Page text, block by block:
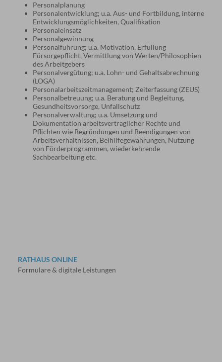
Personalplanung
Personalentwicklung; u.a. Aus- und Fortbildung, interne
Entwicklungsmöglichkeiten, Qualifikation
Personaleinsatz
Personalgewinnung
Personalführung; u.a. Motivation, Erfüllung
Fürsorgepflicht, Vermittlung von Werten/Philosophien
des Arbeitgebers
Personalvergütung; u.a. Lohn- und Gehaltsabrechnung
(LOGA)
Personalarbeitszeitmanagement; Zeiterfassung (ZEUS)
Personalbetreuung; u.a. Beratung und Begleitung,
Gesundheitsvorsorge, Unfallschutz
Personalverwaltung; u.a. Umsetzung und
Dokumentation arbeitsvertraglicher Rechte und
Pflichten wie Begründungen und Beendigungen von
Arbeitsverhältnissen, Beihilfegewährungen, Nutzung
von Förderprogrammen, wiederkehrende
Sachbearbeitung etc.
RATHAUS ONLINE
Formulare & digitale Leistungen